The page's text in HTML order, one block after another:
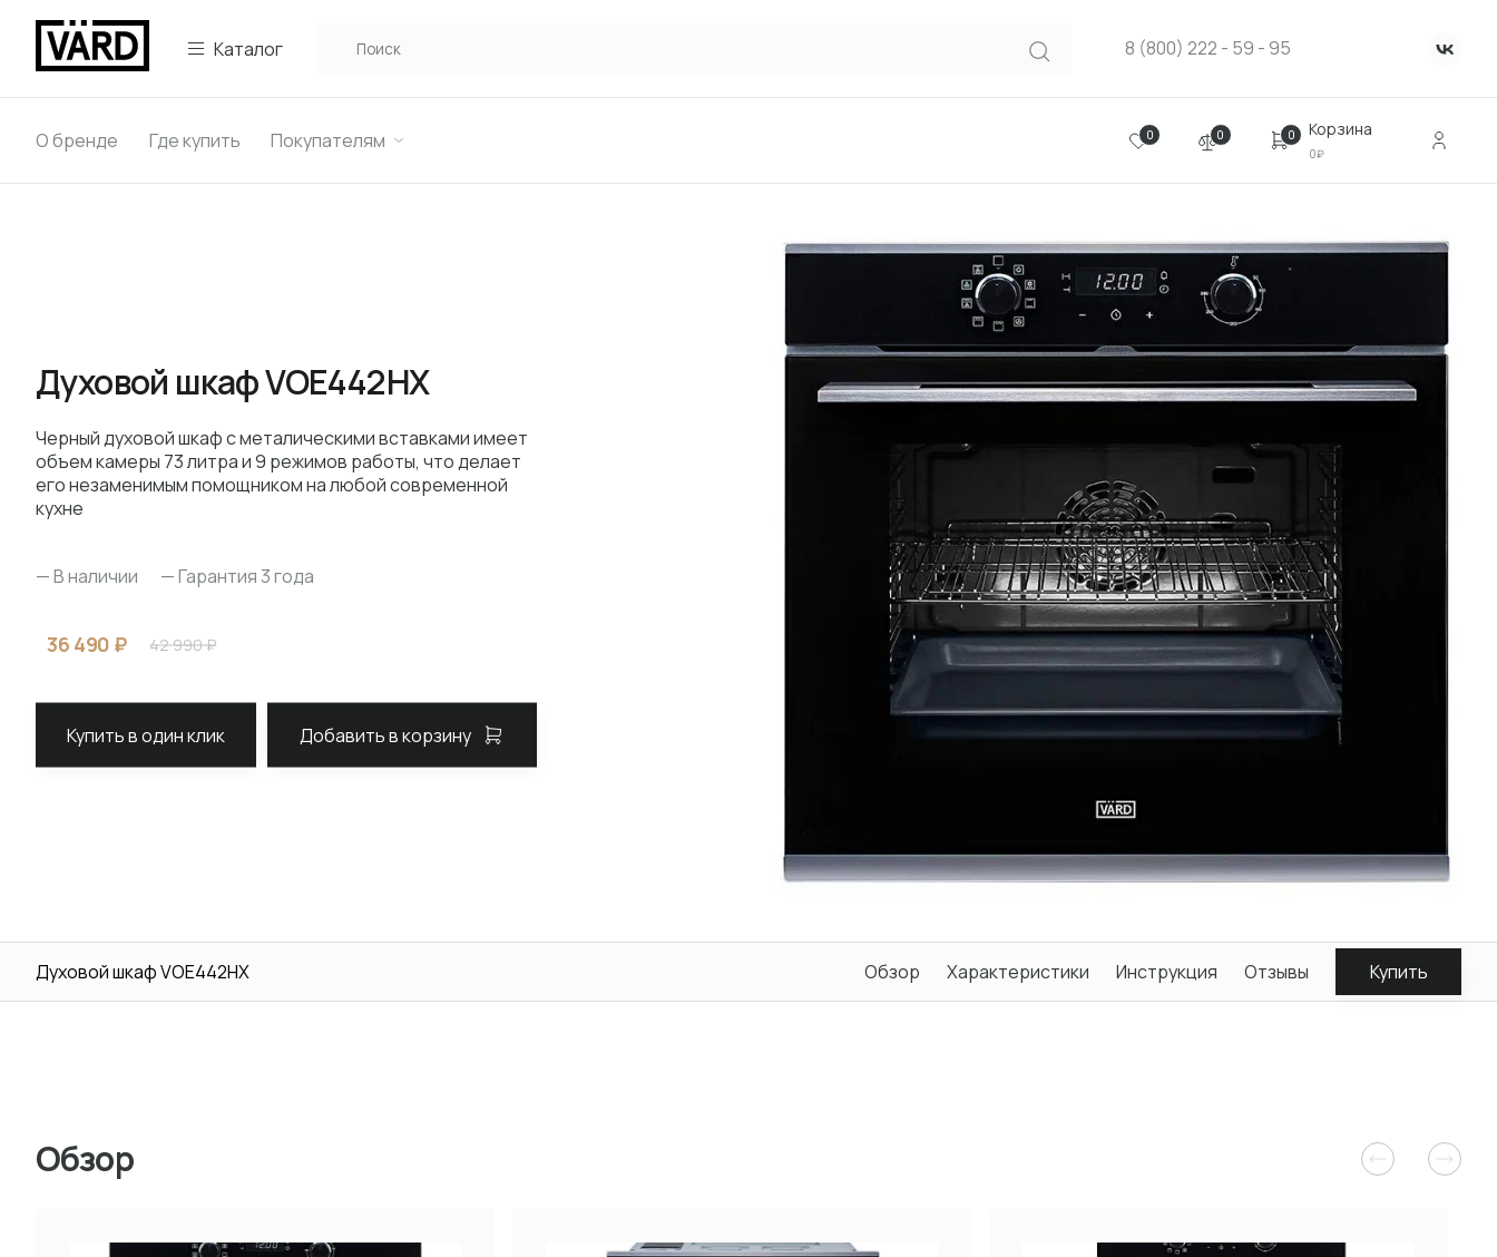
Каталог 8 (800) 222 - 59 - 95
О бренде Где купить Покупателям 0 0 0 Корзина
0₽
Духовой шкаф VOE442HX
Черный духовой шкаф с металическими вставками имеет
объем камеры 73 литра и 9 режимов работы, что делает
его незаменимым помощником на любой современной
кухне
— В наличии — Гарантия 3 года
36 490 ₽ 42 990 ₽
Купить в один клик Добавить в корзину
Духовой шкаф VOE442HX Обзор Характеристики Инструкция Отзывы Купить
Обзор